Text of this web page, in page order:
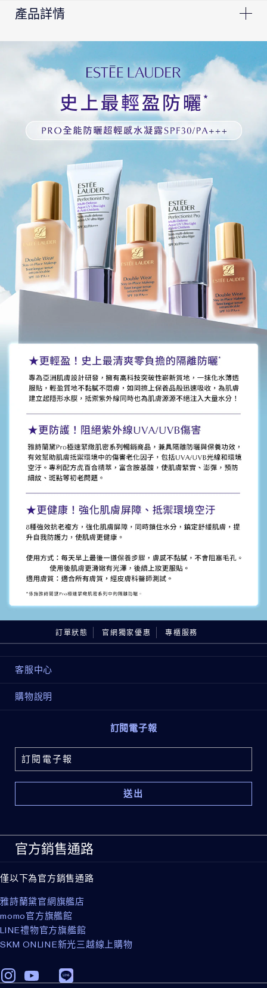
產品詳情
訂單狀態 官網獨家優惠 專櫃服務
客服中心
購物說明
訂閱電子報
官方銷售通路
僅以下為官方銷售通路
雅詩蘭黛官網旗艦店
momo官方旗艦館
LINE禮物官方旗艦館
SKM ONLINE新光三越線上購物